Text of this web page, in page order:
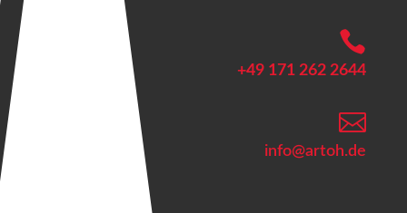

+49 171 262 2644

info@artoh.de